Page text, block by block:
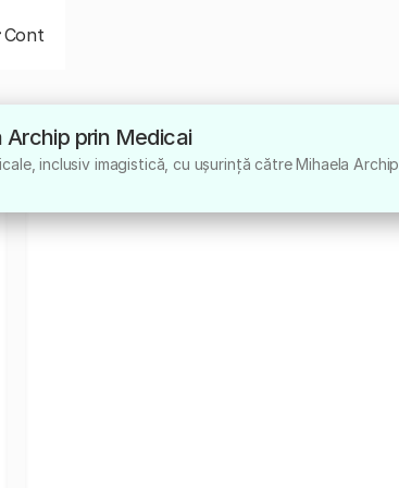
Cont
prin Medicai
inclusiv imagistică, cu ușurință către Mihaela Archip,